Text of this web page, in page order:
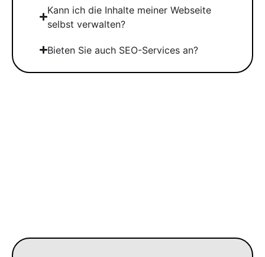
Kann ich die Inhalte meiner Webseite
selbst verwalten?
Bieten Sie auch SEO-Services an?